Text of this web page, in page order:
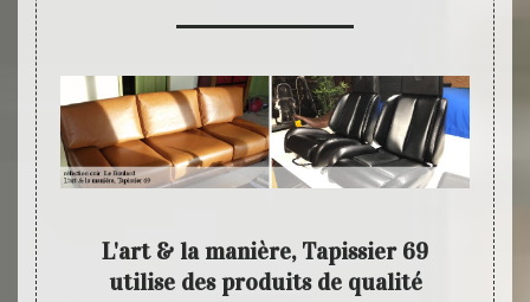
L'art & la manière, Tapissier 69
utilise des produits de qualité